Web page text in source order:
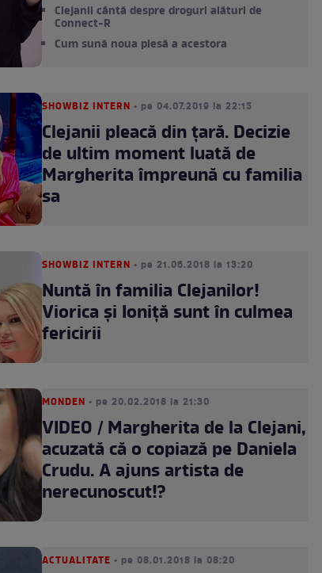
Clejanii cântă despre droguri alături de
Connect-R
Cum sună noua piesă a acestora
SHOWBIZ INTERN • pe 04.07.2019 la 22:15
Clejanii pleacă din ţară. Decizie
de ultim moment luată de
Margherita împreună cu familia
sa
SHOWBIZ INTERN • pe 21.06.2018 la 13:20
Nuntă în familia Clejanilor!
Viorica şi Ioniţă sunt în culmea
fericirii
MONDEN • pe 20.02.2018 la 21:30
VIDEO / Margherita de la Clejani,
acuzată că o copiază pe Daniela
Crudu. A ajuns artista de
nerecunoscut!?
ACTUALITATE • pe 08.01.2018 la 08:20